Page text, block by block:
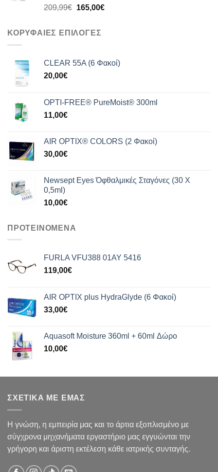
159,00€.
209,99€ Original
209,99€.
165,00€Η
ΚΟΡΥΦΑΙΕΣ ΕΠΙΛΟΓΕΣ
CLEAR 55A (6 Φακοί)
20,00€
OPTI-FREE® PureMoist® 300ml
11,00€
AIR OPTIX® COLORS (2 Φακοί)
30,00€
Newsept Eyes Όφθαλμικές Σταγόνες (30 Χ
0,5ml)
10,00€
ΠΡΟΤΕΙΝΟΜΕΝΑ
FURLA VFU388 01AY 5416
119,00€
AIR OPTIX plus HydraGlyde (6 Φακοί)
33,00€
Aquasoft Moisture 360ml + 60ml Δώρο
10,00€
ΣΧΕΤΙΚΑ ΜΕ ΕΜΑΣ
Η γνώση, η εμπειρία μας και το άρτια εξοπλισμένο με
σύγχρονα μηχανήματα εργαστήριο μας εγγυώνται την
γρήγορη και άριστη εκτέλεση κάθε ιατρικής συνταγής.